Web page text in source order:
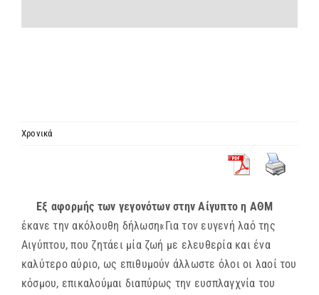
KEIMENA
ΕΝΗΜΕΡΩΣΗ
ΣΥΝΔΕΣΕΙΣ
Χρονικά
Εξ αφορμής των γεγονότων στην Αίγυπτο η ΑΘΜ
έκανε την ακόλουθη δήλωση׃«Για τον ευγενή λαό της
Αιγύπτου, που ζητάει μία ζωή με ελευθερία και ένα
καλύτερο αύριο, ως επιθυμούν άλλωστε όλοι οι λαοί του
κόσμου, επικαλούμαι διαπύρως την ευσπλαγχνία του